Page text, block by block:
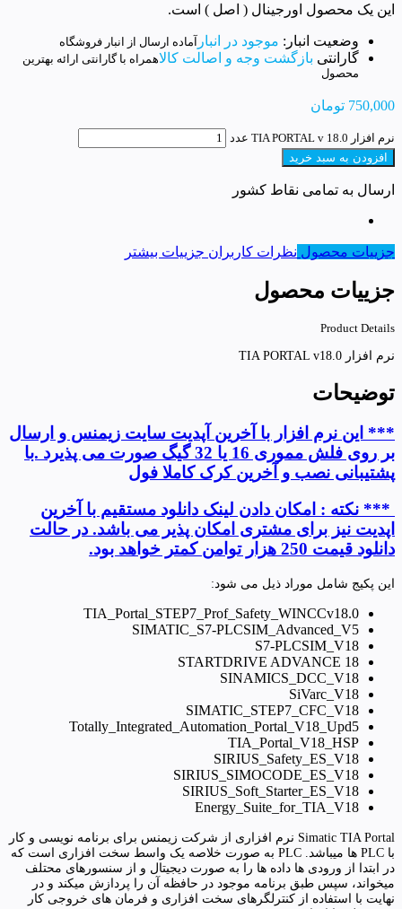
این یک محصول اورجینال ( اصل ) است.
وضعیت انبار: موجود در انبار آماده ارسال از انبار فروشگاه
گارانتی بازگشت وجه و اصالت کالاهمراه با گارانتی ارائه بهترین
محصول
750,000 تومان
نرم افزار TIA PORTAL v 18.0 عدد
افزودن به سبد خرید
ارسال به تمامی نقاط کشور
جزییات محصول نظرات کاربران جزییات بیشتر
جزییات محصول
Product Details
نرم افزار TIA PORTAL v18.0
توضیحات
*** این نرم افزار با آخرین آپدیت سایت زیمنس و ارسال
بر روی فلش مموری 16 یا 32 گیگ صورت می پذیرد .با
پشتیبانی نصب و آخرین کرک کاملا فول
*** نکته : امکان دادن لینک دانلود مستقیم با آخرین
اپدیت نیز برای مشتری امکان پذیر می باشد. در حالت
دانلود قیمت 250 هزار توامن کمتر خواهد بود.
این پکیج شامل موراد ذیل می شود:
TIA_Portal_STEP7_Prof_Safety_WINCCv18.0
SIMATIC_S7-PLCSIM_Advanced_V5
S7-PLCSIM_V18
STARTDRIVE ADVANCE 18
SINAMICS_DCC_V18
SiVarc_V18
SIMATIC_STEP7_CFC_V18
Totally_Integrated_Automation_Portal_V18_Upd5
TIA_Portal_V18_HSP
SIRIUS_Safety_ES_V18
SIRIUS_SIMOCODE_ES_V18
SIRIUS_Soft_Starter_ES_V18
Energy_Suite_for_TIA_V18
Simatic TIA Portal نرم افزاری از شرکت زیمنس برای برنامه نویسی و کار
با PLC ها میباشد. PLC به صورت خلاصه یک واسط سخت افزاری است که
در ابتدا از ورودی ها داده ها را به صورت دیجیتال و از سنسورهای محتلف
میخواند، سپس طبق برنامه موجود در حافظه آن را پردازش میکند و در
نهایت با استفاده از کنترلگرهای سخت افزاری و فرمان های خروجی کار